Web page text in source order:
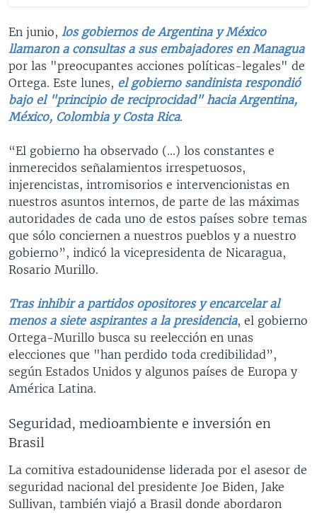
En junio, los gobiernos de Argentina y México
llamaron a consultas a sus embajadores en Managua
por las "preocupantes acciones políticas-legales" de
Ortega. Este lunes, el gobierno sandinista respondió
bajo el "principio de reciprocidad" hacia Argentina,
México, Colombia y Costa Rica.
“El gobierno ha observado (...) los constantes e
inmerecidos señalamientos irrespetuosos,
injerencistas, intromisorios e intervencionistas en
nuestros asuntos internos, de parte de las máximas
autoridades de cada uno de estos países sobre temas
que sólo conciernen a nuestros pueblos y a nuestro
gobierno”, indicó la vicepresidenta de Nicaragua,
Rosario Murillo.
Tras inhibir a partidos opositores y encarcelar al
menos a siete aspirantes a la presidencia, el gobierno
Ortega-Murillo busca su reelección en unas
elecciones que "han perdido toda credibilidad”,
según Estados Unidos y algunos países de Europa y
América Latina.
Seguridad, medioambiente e inversión en
Brasil
La comitiva estadounidense liderada por el asesor de
seguridad nacional del presidente Joe Biden, Jake
Sullivan, también viajó a Brasil donde abordaron